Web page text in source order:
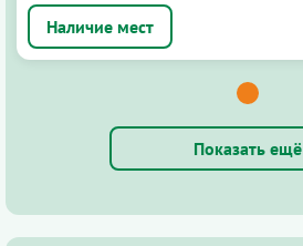
Показать ещё